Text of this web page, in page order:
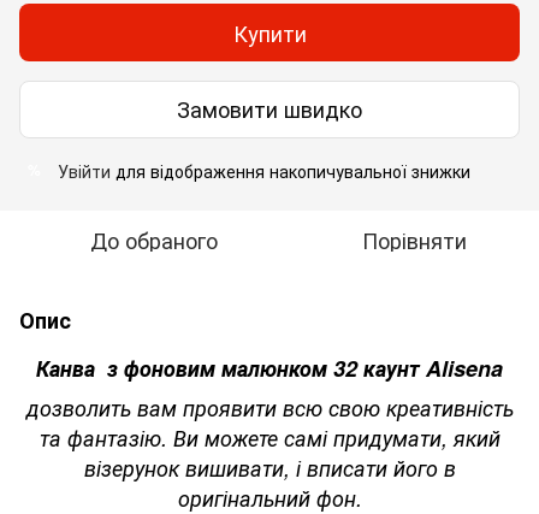
Купити
Замовити швидко
Увійти для відображення накопичувальної знижки
До обраного Порівняти
Опис
Канва з фоновим малюнком 32 каунт Alisena
дозволить вам проявити всю свою креативність
та фантазію. Ви можете самі придумати, який
візерунок вишивати, і вписати його в
оригінальний фон.